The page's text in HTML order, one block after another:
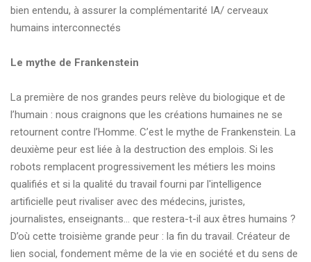
bien entendu, à assurer la complémentarité IA/ cerveaux
humains interconnectés
Le mythe de Frankenstein
La première de nos grandes peurs relève du biologique et de
l’humain : nous craignons que les créations humaines ne se
retournent contre l’Homme. C’est le mythe de Frankenstein. La
deuxième peur est liée à la destruction des emplois. Si les
robots remplacent progressivement les métiers les moins
qualifiés et si la qualité du travail fourni par l'intelligence
artificielle peut rivaliser avec des médecins, juristes,
journalistes, enseignants… que restera-t-il aux êtres humains ?
D’où cette troisième grande peur : la fin du travail. Créateur de
lien social, fondement même de la vie en société et du sens de